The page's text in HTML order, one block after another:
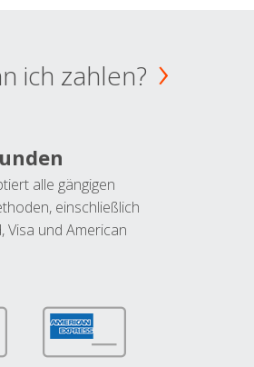
ich zahlen?
alle gängigen
einschließlich
Visa und American